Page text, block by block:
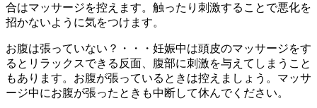
合はマッサージを控えます。触ったり刺激することで悪化を
招かないように気をつけます。
お腹は張っていない？・・・妊娠中は頭皮のマッサージをす
るとリラックスできる反面、腹部に刺激を与えてしまうこと
もあります。お腹が張っているときは控えましょう。マッサ
ージ中にお腹が張ったときも中断して休んでください。